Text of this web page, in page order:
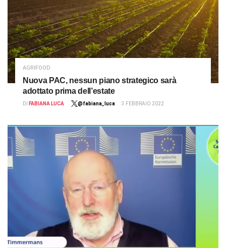
AGRIFOOD
Nuova PAC, nessun piano strategico sarà
adottato prima dell’estate
DI FABIANA LUCA @fabiana_luca 3 FEBBRAIO 2022